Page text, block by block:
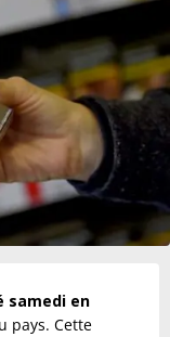
samedi en
pays. Cette